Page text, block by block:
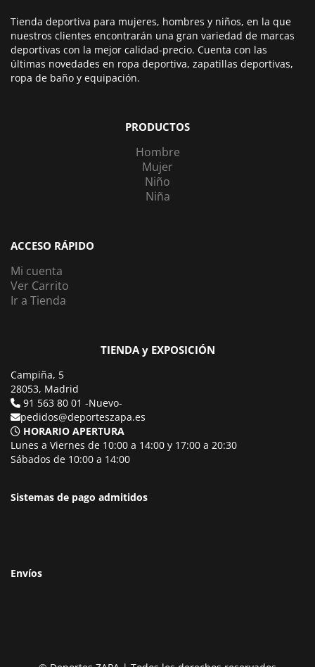
Tienda deportiva para mujeres, hombres y niños, en la que
nuestros clientes encontrarán una gran variedad de marcas
deportivas con la mejor calidad-precio. Cuenta con las
últimas novedades en ropa deportiva, zapatillas deportivas,
ropa de baño y equipación.
PRODUCTOS
Hombre
Mujer
Niño
Niña
ACCESO RÁPIDO
Mi cuenta
Ver Carrito
Ir a Tienda
TIENDA y EXPOSICIÓN
Campiña, 5
28053, Madrid
91 563 80 01 -Nuevo-
pedidos@deporteszapa.es
HORARIO APERTURA
Lunes a Viernes de 10:00 a 14:00 y 17:00 a 20:30
Sábados de 10:00 a 14:00
Sistemas de pago admitidos
Envíos